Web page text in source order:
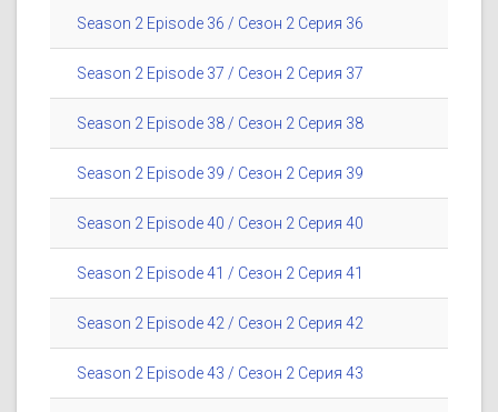
Season 2 Episode 36 / Сезон 2 Серия 36
Season 2 Episode 37 / Сезон 2 Серия 37
Season 2 Episode 38 / Сезон 2 Серия 38
Season 2 Episode 39 / Сезон 2 Серия 39
Season 2 Episode 40 / Сезон 2 Серия 40
Season 2 Episode 41 / Сезон 2 Серия 41
Season 2 Episode 42 / Сезон 2 Серия 42
Season 2 Episode 43 / Сезон 2 Серия 43